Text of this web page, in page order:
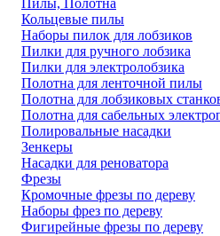
Пилы, Полотна
Кольцевые пилы
Наборы пилок для лобзиков
Пилки для ручного лобзика
Пилки для электролобзика
Полотна для ленточной пилы
Полотна для лобзиковых
Полотна для сабельных
Полировальные насадки
Зенкеры
Насадки для реноватора
Фрезы
Кромочные фрезы по дереву
Наборы фрез по дереву
Фигирейные фрезы по дереву